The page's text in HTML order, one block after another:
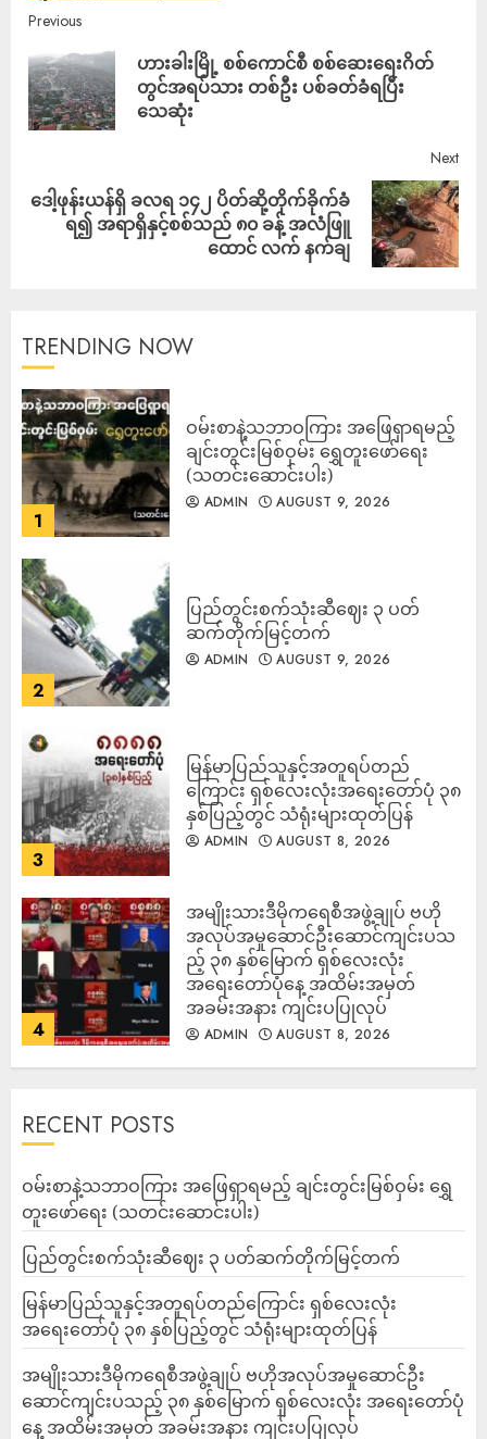
Previous
ဟားခါးမြို့ စစ်ကောင်စီ စစ်ဆေးရေးဂိတ်
တွင်အရပ်သား တစ်ဦး ပစ်ခတ်ခံရပြီး
သေဆုံး
Next
ဒေါ့ဖုန်းယန်ရှိ ခလရ ၁၄၂ ပိတ်ဆို့တိုက်ခိုက်ခံ
ရ၍ အရာရှိနှင့်စစ်သည် ၈၀ ခန့် အလံဖြူ
ထောင် လက် နက်ချ
TRENDING NOW
1
ဝမ်းစာနဲ့သဘာဝကြား အဖြေရှာရမည့်
ချင်းတွင်းမြစ်ဝှမ်း ရွှေတူးဖော်ရေး
(သတင်းဆောင်းပါး)
ADMIN AUGUST 9, 2026
2
ပြည်တွင်းစက်သုံးဆီဈေး ၃ ပတ်
ဆက်တိုက်မြင့်တက်
ADMIN AUGUST 9, 2026
3
မြန်မာပြည်သူနှင့်အတူရပ်တည်
ကြောင်း ရှစ်လေးလုံးအရေးတော်ပုံ ၃၈
နှစ်ပြည့်တွင် သံရုံးများထုတ်ပြန်
ADMIN AUGUST 8, 2026
4
အမျိုးသားဒီမိုကရေစီအဖွဲ့ချုပ် ဗဟို
အလုပ်အမှုဆောင်ဦးဆောင်ကျင်းပသ
ည့် ၃၈ နှစ်မြောက် ရှစ်လေးလုံး
အရေးတော်ပုံနေ့ အထိမ်းအမှတ်
အခမ်းအနား ကျင်းပပြုလုပ်
ADMIN AUGUST 8, 2026
RECENT POSTS
ဝမ်းစာနဲ့သဘာဝကြား အဖြေရှာရမည့် ချင်းတွင်းမြစ်ဝှမ်း ရွှေ
တူးဖော်ရေး (သတင်းဆောင်းပါး)
ပြည်တွင်းစက်သုံးဆီဈေး ၃ ပတ်ဆက်တိုက်မြင့်တက်
မြန်မာပြည်သူနှင့်အတူရပ်တည်ကြောင်း ရှစ်လေးလုံး
အရေးတော်ပုံ ၃၈ နှစ်ပြည့်တွင် သံရုံးများထုတ်ပြန်
အမျိုးသားဒီမိုကရေစီအဖွဲ့ချုပ် ဗဟိုအလုပ်အမှုဆောင်ဦး
ဆောင်ကျင်းပသည့် ၃၈ နှစ်မြောက် ရှစ်လေးလုံး အရေးတော်ပုံ
နေ့ အထိမ်းအမှတ် အခမ်းအနား ကျင်းပပြုလုပ်